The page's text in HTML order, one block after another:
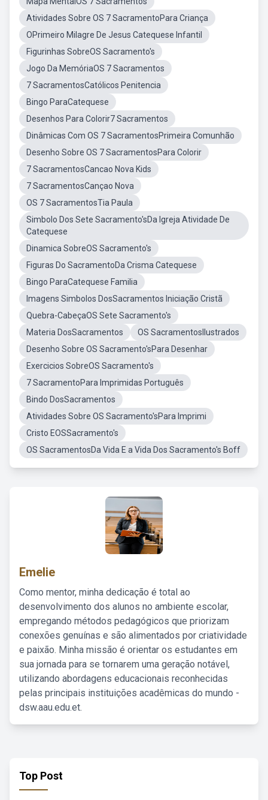
Atividades Sobre OS 7 SacramentoPara Criança
OPrimeiro Milagre De Jesus Catequese Infantil
Figurinhas SobreOS Sacramento's
Jogo Da MemóriaOS 7 Sacramentos
7 SacramentosCatólicos Penitencia
Bingo ParaCatequese
Desenhos Para Colorir7 Sacramentos
Dinâmicas Com OS 7 SacramentosPrimeira Comunhão
Desenho Sobre OS 7 SacramentosPara Colorir
7 SacramentosCancao Nova Kids
7 SacramentosCançao Nova
OS 7 SacramentosTia Paula
Simbolo Dos Sete Sacramento'sDa Igreja Atividade De
Catequese
Dinamica SobreOS Sacramento's
Figuras Do SacramentoDa Crisma Catequese
Bingo ParaCatequese Familia
Imagens Simbolos DosSacramentos Iniciação Cristã
Quebra-CabeçaOS Sete Sacramento's
Materia DosSacramentos
OS SacramentosIlustrados
Desenho Sobre OS Sacramento'sPara Desenhar
Exercicios SobreOS Sacramento's
7 SacramentoPara Imprimidas Português
Bindo DosSacramentos
Atividades Sobre OS Sacramento'sPara Imprimi
Cristo EOSSacramento's
OS SacramentosDa Vida E a Vida Dos Sacramento's Boff
Emelie
Como mentor, minha dedicação é total ao
desenvolvimento dos alunos no ambiente escolar,
empregando métodos pedagógicos que priorizam
conexões genuínas e são alimentados por criatividade
e paixão. Minha missão é orientar os estudantes em
sua jornada para se tornarem uma geração notável,
utilizando abordagens educacionais reconhecidas
pelas principais instituições acadêmicas do mundo -
dsw.aau.edu.et.
Top Post